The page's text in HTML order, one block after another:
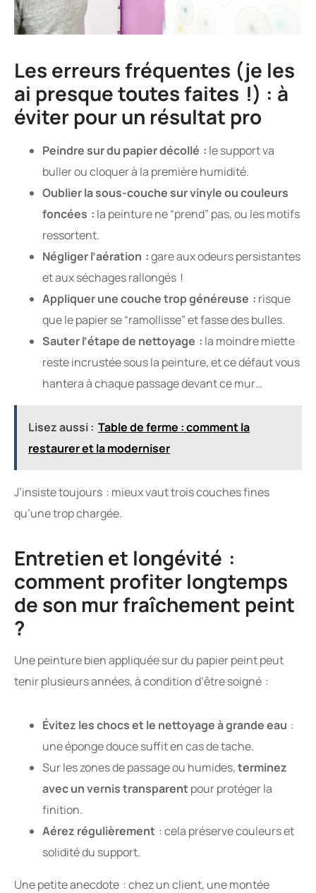
Les erreurs fréquentes (je les
ai presque toutes faites !) : à
éviter pour un résultat pro
Peindre sur du papier décollé : le support va
buller ou cloquer à la première humidité.
Oublier la sous-couche sur vinyle ou couleurs
foncées : la peinture ne “prend” pas, ou les motifs
ressortent.
Négliger l’aération :gare aux odeurs persistantes
et aux séchages rallongés !
Appliquer une couche trop généreuse : risque
que le papier se “ramollisse” et fasse des bulles.
Sauter l’étape de nettoyage : la moindre miette
reste incrustée sous la peinture, et ce défaut vous
hantera à chaque passage devant ce mur…
Lisez aussi : Table de ferme : comment la
restaurer et la moderniser
J’insiste toujours : mieux vaut trois couches fines
qu’une trop chargée.
Entretien et longévité :
comment profiter longtemps
de son mur fraîchement peint
?
Une peinture bien appliquée sur du papier peint peut
tenir plusieurs années, à condition d’être soigné :
Évitez les chocs et le nettoyage à grande eau :
une éponge douce suffit en cas de tache.
Sur les zones de passage ou humides,terminez
avec un vernis transparentpour protéger la
finition.
Aérez régulièrement : cela préserve couleurs et
solidité du support.
Une petite anecdote : chez un client, une montée